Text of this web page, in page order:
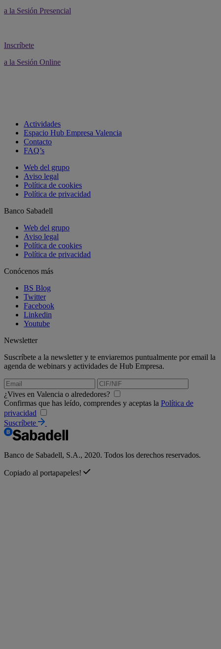
a la Sesión Presencial
Inscríbete
a la Sesión Online
Actividades
Espacio Hub Empresa Valencia
Contacto
FAQ’s
Web del grupo
Aviso legal
Política de cookies
Política de privacidad
Banco Sabadell
Web del grupo
Aviso legal
Política de cookies
Política de privacidad
Conócenos más
BS Blog
Twitter
Facebook
Linkedin
Youtube
Newsletter
Suscríbete a la newsletter y te enviaremos puntualmente por email la
agenda de webinars y actividades de Hub Empresa.
¿Vives en Valencia o alrededores?
Confirmas que has leído, comprendes y aceptas la Política de
privacidad
Suscríbete
Banco de Sabadell, S.A., 2020. Todos los derechos reservados.
Copiado al portapapeles!